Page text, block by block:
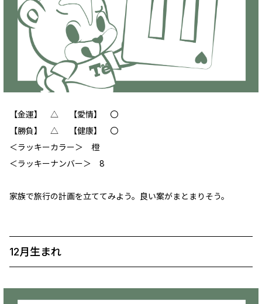
【金運】 △ 【愛情】 〇
【勝負】 △ 【健康】 〇
‪＜ラッキーカラー＞ 橙
＜ラッキーナンバー＞ 8
家族で旅行の計画を立ててみよう。良い案がまとまりそう。
12月生まれ